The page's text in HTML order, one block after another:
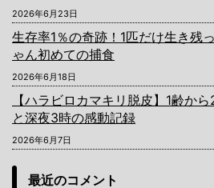
2026年6月23日
生存率1％の奇跡！1匹だけ生き残
ゃん初めての捕食
2026年6月18日
【ハラビロカマキリ脱皮】1齢か
と深夜3時の感動記録
2026年6月7日
最近のコメント